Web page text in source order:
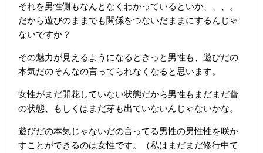
それを男性側もなんとなくわかっているといか、、、。
だから遊びのままでも関係をつないだままにするんじゃ
ないですか？
その魅力が見えるようになるときっと男性も、遊びだの
本気だのそんなの言ってられなくなると思います。
女性がまだ開花していない状態だから男性もまだまだ蕾
の状態、もしくはまだ芽も出ていないんじゃないかな。
遊びだの本気じゃないだの言ってる男性の男性性を咲か
すことができるのは女性です。（私はまだまだ修行中で